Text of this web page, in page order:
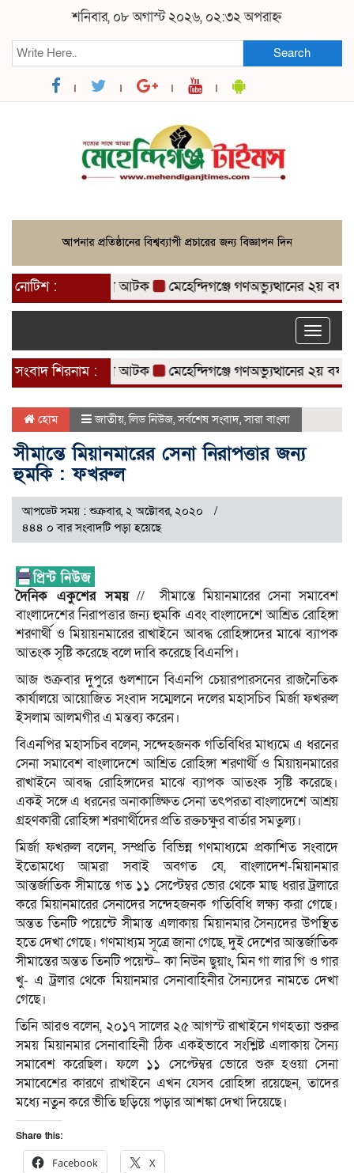
শনিবার, ০৮ অগাস্ট ২০২৬, ০২:৩২ অপরাহ্ন
Search
নোটিশ :
৩ মাদক ব্যবসায়ী আটক মেহেন্দিগঞ্জে গণঅভ্যুত্থানের ২য়
Toggle
সংবাদ শিরনাম :
৩ মাদক ব্যবসায়ী আটক মেহেন্দিগঞ্জে গণঅভ্যুত্থানের ২য়
হোম জাতীয়,লিড নিউজ,সর্বশেষ সংবাদ,সারা বাংলা
সীমান্তে মিয়ানমারের সেনা নিরাপত্তার জন্য
হুমকি : ফখরুল
আপডেট সময় : শুক্রবার, ২ অক্টোবর, ২০২০
৪৪৪ ০ বার সংবাদটি পড়া হয়েছে
দৈনিক একুশের সময়// সীমান্তে মিয়ানমারের সেনা সমাবেশ
বাংলাদেশের নিরাপত্তার জন্য হুমকি এবং বাংলাদেশে আশ্রিত রোহিঙ্গা
শরণার্থী ও মিয়ায়নমারের রাখাইনে আবদ্ধ রোহিঙ্গাদের মাঝে ব্যাপক
আতংক সৃষ্টি করেছে বলে দাবি করেছে বিএনপি।
আজ শুক্রবার দুপুরে গুলশানে বিএনপি চেয়ারপারসনের রাজনৈতিক
কার্যালয়ে আয়োজিত সংবাদ সম্মেলনে দলের মহাসচিব মির্জা ফখরুল
ইসলাম আলমগীর এ মন্তব্য করেন।
বিএনপির মহাসচিব বলেন, সন্দেহজনক গতিবিধির মাধ্যমে এ ধরনের
সেনা সমাবেশ বাংলাদেশে আশ্রিত রোহিঙ্গা শরণার্থী ও মিয়ায়নমারের
রাখাইনে আবদ্ধ রোহিঙ্গাদের মাঝে ব্যাপক আতংক সৃষ্টি করেছে।
একই সঙ্গে এ ধরনের অনাকাঙ্ক্ষিত সেনা তৎপরতা বাংলাদেশে আশ্রয়
গ্রহণকারী রোহিঙ্গা শরণার্থীদের প্রতি রক্তচক্ষুর বার্তার সমতুল্য।
মির্জা ফখরুল বলেন, সম্প্রতি বিভিন্ন গণমাধ্যমে প্রকাশিত সংবাদে
ইতোমধ্যে আমরা সবাই অবগত যে, বাংলাদেশ-মিয়ানমার
আন্তর্জাতিক সীমান্তে গত ১১ সেপ্টেম্বর ভোর থেকে মাছ ধরার ট্রলারে
করে মিয়ানমারের সেনাদের সন্দেহজনক গতিবিধি লক্ষ্য করা গেছে।
অন্তত তিনটি পয়েন্টে সীমান্ত এলাকায় মিয়ানমার সৈন্যদের উপস্থিত
হতে দেখা গেছে। গণমাধ্যম সূত্রে জানা গেছে, দুই দেশের আন্তর্জাতিক
সীমান্তের অন্তত তিনটি পয়েন্ট– কা নিউন ছুয়াং, মিন গা লার গি ও গার
খু- এ ট্রলার থেকে মিয়ানমার সেনাবাহিনীর সৈন্যদের নামতে দেখা
গেছে।
তিনি আরও বলেন, ২০১৭ সালের ২৫ আগস্ট রাখাইনে গণহত্যা শুরুর
সময় মিয়ানমার সেনাবাহিনী ঠিক একইভাবে সংশ্লিষ্ট এলাকায় সৈন্য
সমাবেশ করেছিল। ফলে ১১ সেপ্টেম্বর ভোরে শুরু হওয়া সেনা
সমাবেশের কারণে রাখাইনে এখন যেসব রোহিঙ্গা রয়েছেন, তাদের
মধ্যে নতুন করে ভীতি ছড়িয়ে পড়ার আশঙ্কা দেখা দিয়েছে।
Share this:
Facebook X